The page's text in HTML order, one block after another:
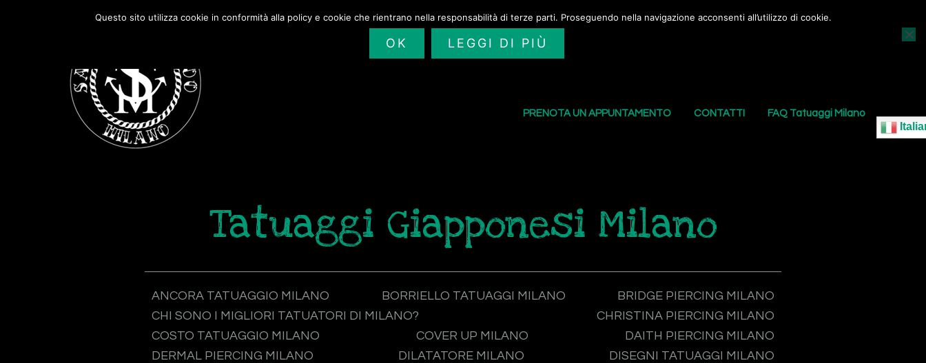
SAILORS TATTOO I NOSTRI TATUAGGI
PRENOTA UN APPUNTAMENTO CONTATTI FAQ Tatuaggi Milano
Tatuaggi Giapponesi Milano
ANCORA TATUAGGIO MILANO BORRIELLO TATUAGGI MILANO
BRIDGE PIERCING MILANO
CHI SONO I MIGLIORI TATUATORI DI MILANO?
CHRISTINA PIERCING MILANO
COSTO TATUAGGIO MILANO
COVER UP MILANO
DAITH PIERCING MILANO
DERMAL PIERCING MILANO
DILATATORE MILANO
DISEGNI TATUAGGI MILANO
Questo sito utilizza cookie in conformità alla policy e cookie che rientrano nella responsabilità di terze parti. Proseguendo nella navigazione acconsenti all’utilizzo di cookie.
OK LEGGI DI PIÙ